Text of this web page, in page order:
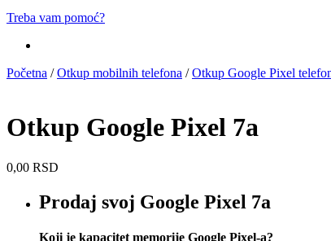
Treba vam pomoć?
Početna /Otkup mobilnih telefona /Otkup Google Pixel
Otkup Google Pixel 7a
0,00 RSD
Prodaj svoj Google Pixel 7a
Koji je kapacitet memorije Google Pixel-a?